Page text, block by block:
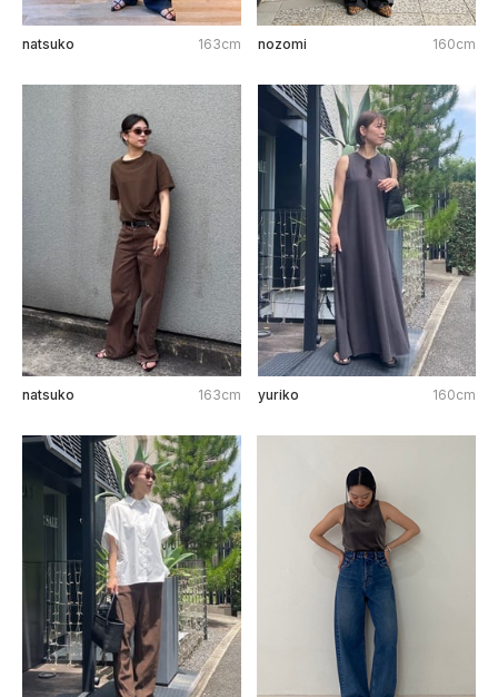
natsuko 163cm nozomi 160cm
natsuko 163cm yuriko 160cm